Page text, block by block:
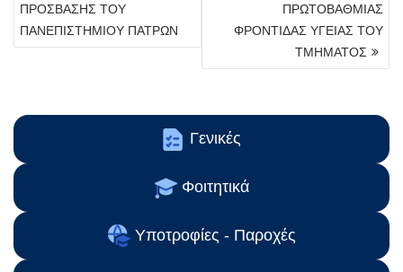
ΠΡΟΣΒΑΣΗΣ ΤΟΥ
ΠΑΝΕΠΙΣΤΗΜΙΟΥ ΠΑΤΡΩΝ
ΠΡΩΤΟΒΑΘΜΙΑΣ
ΦΡΟΝΤΙΔΑΣ ΥΓΕΙΑΣ ΤΟΥ
ΤΜΗΜΑΤΟΣ
Γενικές
Φοιτητικά
Υποτροφίες - Παροχές